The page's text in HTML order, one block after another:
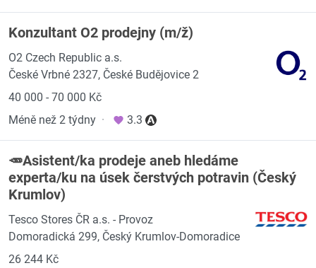
Konzultant O2 prodejny (m/ž)
O2 Czech Republic a.s.
České Vrbné 2327, České Budějovice 2
40 000 - 70 000 Kč
Méně než 2 týdny · 3.3
🥕Asistent/ka prodeje aneb hledáme
experta/ku na úsek čerstvých potravin (Český
Krumlov)
Tesco Stores ČR a.s. - Provoz
Domoradická 299, Český Krumlov-Domoradice
26 244 Kč